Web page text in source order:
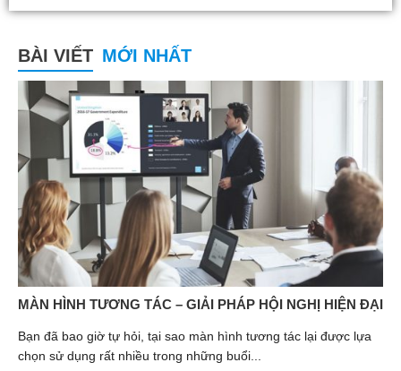
BÀI VIẾT MỚI NHẤT
MÀN HÌNH TƯƠNG TÁC – GIẢI PHÁP HỘI NGHỊ HIỆN ĐẠI
Bạn đã bao giờ tự hỏi, tại sao màn hình tương tác lại được lựa
chọn sử dụng rất nhiều trong những buổi...